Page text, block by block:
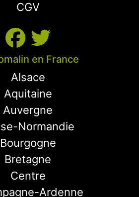
CGV
en France
Alsace
Aquitaine
Auvergne
Normandie
Bourgogne
Bretagne
Centre
Ardenne